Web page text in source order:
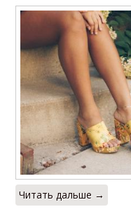
Читать дальше →